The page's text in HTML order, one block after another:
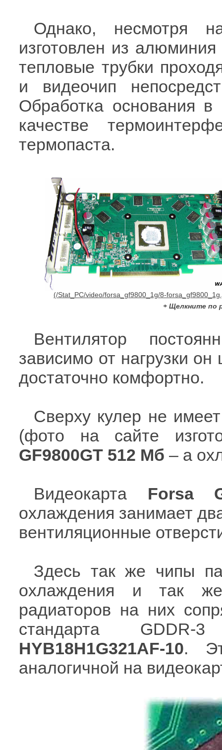
Однако, несмотря
изготовлен из
тепловые трубки
и видеочип
Обработка основания
качестве
термопаста.
+ Щелкните по
Вентилятор
зависимо от нагрузки
достаточно комфортно.
Сверху кулер не имеет
(фото на сайте
GF9800GT 512 Мб – а
Видеокарта Forsa
охлаждения занимает
вентиляционные
Здесь так же чипы
охлаждения и так же
радиаторов на них
стандарта
HYB18H1G321AF-10.
аналогичной на